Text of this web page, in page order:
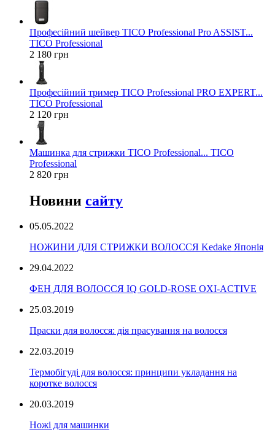
Професійний шейвер TICO Professional Pro ASSIST...
TICO Professional
2 180 грн
Професійний тример TICO Professional PRO EXPERT...
TICO Professional
2 120 грн
Машинка для стрижки TICO Professional... TICO
Professional
2 820 грн
Новини сайту
05.05.2022
НОЖИНИ ДЛЯ СТРИЖКИ ВОЛОССЯ Kedake Японія
29.04.2022
ФЕН ДЛЯ ВОЛОССЯ IQ GOLD-ROSE OXI-ACTIVE
25.03.2019
Праски для волосся: дія прасування на волосся
22.03.2019
Термобігуді для волосся: принципи укладання на
коротке волосся
20.03.2019
Ножі для машинки